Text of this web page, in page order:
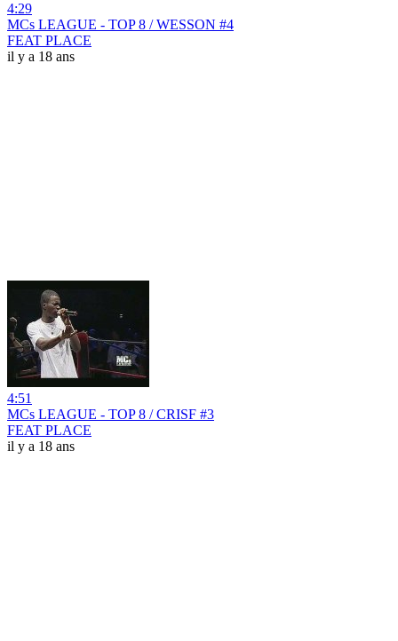
4:29
MCs LEAGUE - TOP 8 / WESSON #4
FEAT PLACE
il y a 18 ans
4:51
MCs LEAGUE - TOP 8 / CRISF #3
FEAT PLACE
il y a 18 ans